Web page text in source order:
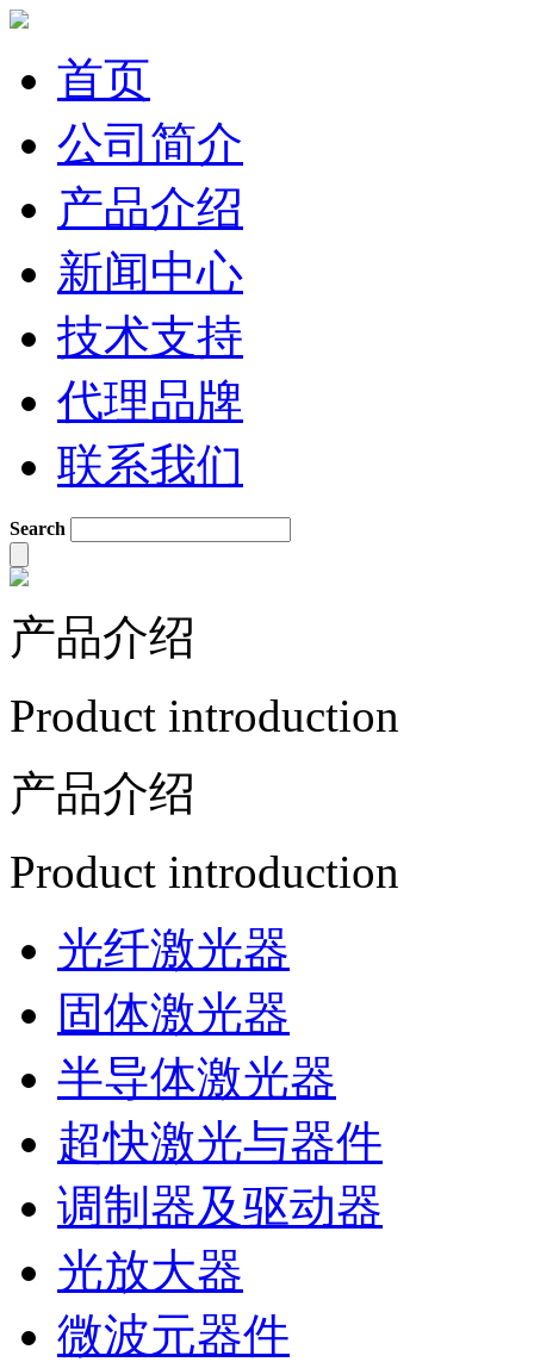
首页
公司简介
产品介绍
新闻中心
技术支持
代理品牌
联系我们
Search
产品介绍
Product introduction
产品介绍
Product introduction
光纤激光器
固体激光器
半导体激光器
超快激光与器件
调制器及驱动器
光放大器
微波元器件